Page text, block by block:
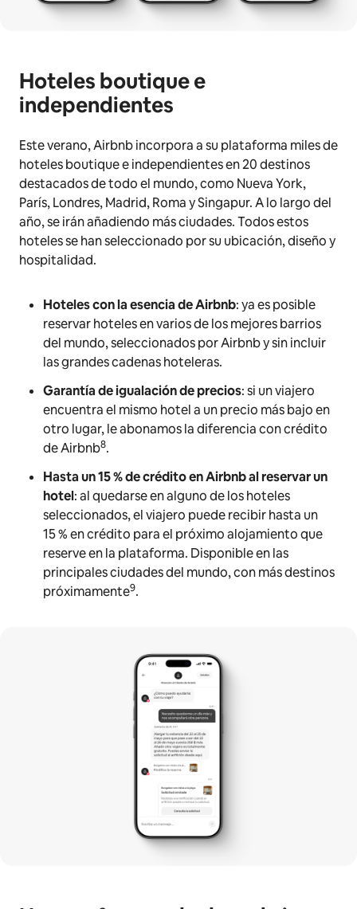
Hoteles boutique e
independientes
Este verano, Airbnb incorpora a su plataforma miles de
hoteles boutique e independientes en 20 destinos
destacados de todo el mundo, como Nueva York,
París, Londres, Madrid, Roma y Singapur. A lo largo del
año, se irán añadiendo más ciudades. Todos estos
hoteles se han seleccionado por su ubicación, diseño y
hospitalidad.
Hoteles con la esencia de Airbnb: ya es posible
reservar hoteles en varios de los mejores barrios
del mundo, seleccionados por Airbnb y sin incluir
las grandes cadenas hoteleras.
Garantía de igualación de precios: si un viajero
encuentra el mismo hotel a un precio más bajo en
otro lugar, le abonamos la diferencia con crédito
de Airbnb8.
Hasta un 15 % de crédito en Airbnb al reservar un
hotel: al quedarse en alguno de los hoteles
seleccionados, el viajero puede recibir hasta un
15 % en crédito para el próximo alojamiento que
reserve en la plataforma. Disponible en las
principales ciudades del mundo, con más destinos
próximamente9.